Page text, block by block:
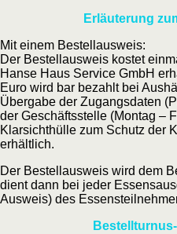
Erläuterung
Mit einem Bestellausweis:
Der Bestellausweis kostet
Hanse Haus Service GmbH
Euro wird bar bezahlt bei
Übergabe der Zugangsdaten
der Geschäftsstelle (Montag –
Klarsichthülle zum Schutz der
erhältlich.
Der Bestellausweis wird dem
dient dann bei jeder
Ausweis) des